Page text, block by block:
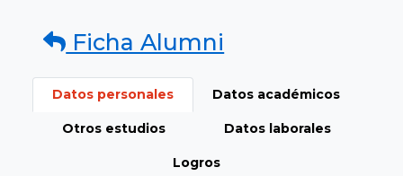
Ficha Alumni
Datos personales Datos académicos
Otros estudios Datos laborales
Logros